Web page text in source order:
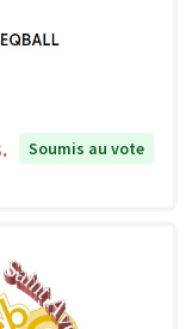
Soumis au vote